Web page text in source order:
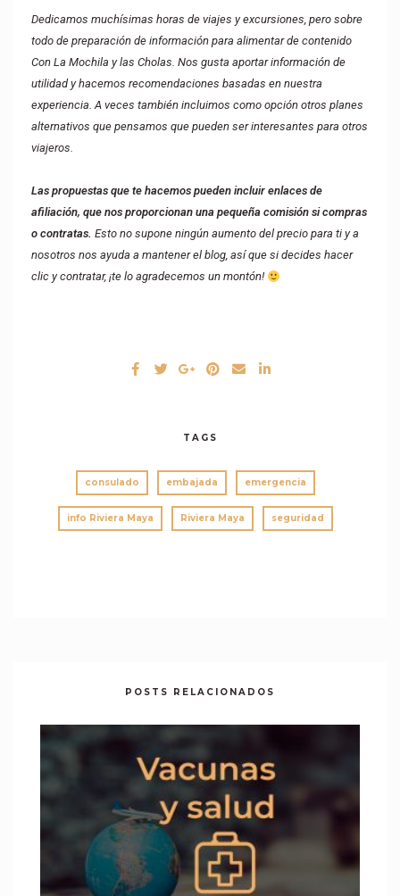
Dedicamos muchísimas horas de viajes y excursiones, pero sobre
todo de preparación de información para alimentar de contenido
Con La Mochila y las Cholas. Nos gusta aportar información de
utilidad y hacemos recomendaciones basadas en nuestra
experiencia. A veces también incluimos como opción otros planes
alternativos que pensamos que pueden ser interesantes para otros
viajeros.
Las propuestas que te hacemos pueden incluir enlaces de
afiliación, que nos proporcionan una pequeña comisión si compras
o contratas. Esto no supone ningún aumento del precio para ti y a
nosotros nos ayuda a mantener el blog, así que si decides hacer
clic y contratar, ¡te lo agradecemos un montón!
TAGS
consulado embajada emergencia
info Riviera Maya Riviera Maya seguridad
POSTS RELACIONADOS